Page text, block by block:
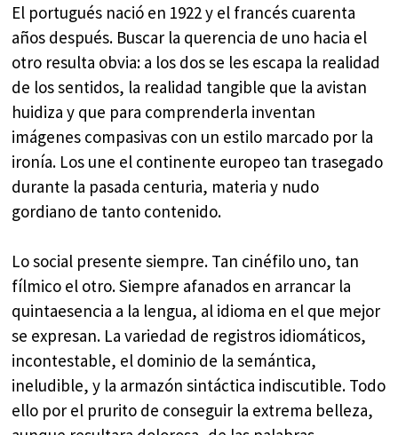
El portugués nació en 1922 y el francés cuarenta
años después. Buscar la querencia de uno hacia el
otro resulta obvia: a los dos se les escapa la realidad
de los sentidos, la realidad tangible que la avistan
huidiza y que para comprenderla inventan
imágenes compasivas con un estilo marcado por la
ironía. Los une el continente europeo tan trasegado
durante la pasada centuria, materia y nudo
gordiano de tanto contenido.
Lo social presente siempre. Tan cinéfilo uno, tan
fílmico el otro. Siempre afanados en arrancar la
quintaesencia a la lengua, al idioma en el que mejor
se expresan. La variedad de registros idiomáticos,
incontestable, el dominio de la semántica,
ineludible, y la armazón sintáctica indiscutible. Todo
ello por el prurito de conseguir la extrema belleza,